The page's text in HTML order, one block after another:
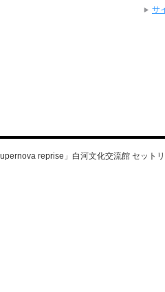
reprise」白河文化交流館 セットリ
サ